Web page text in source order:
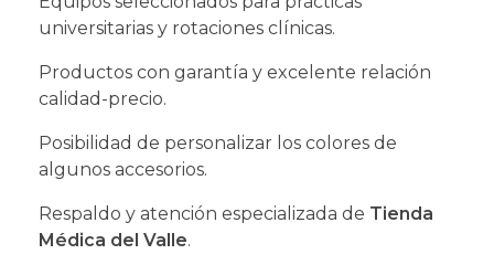
universitarias y rotaciones clínicas.
Productos con garantía y excelente relación
calidad-precio.
Posibilidad de personalizar los colores de
algunos accesorios.
Respaldo y atención especializada de Tienda
Médica del Valle.